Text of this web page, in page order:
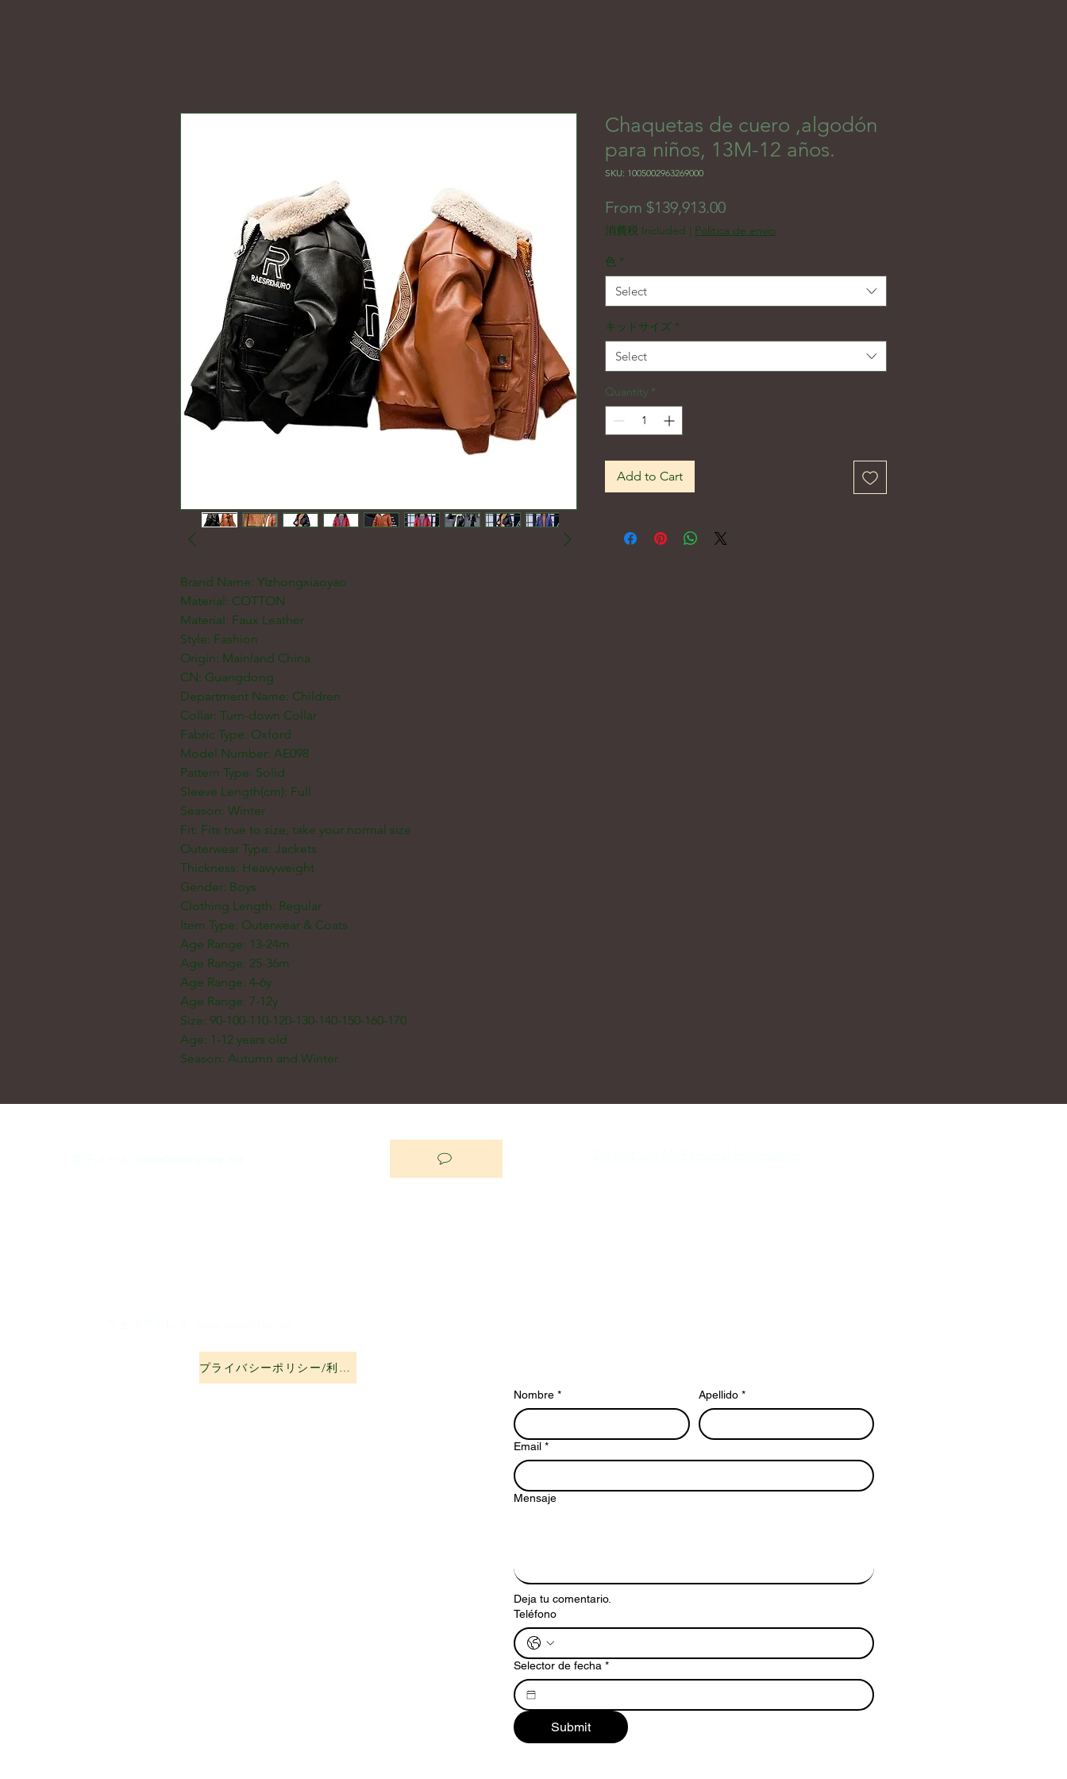
Brand Name: YIzhongxiaoyao
Material: COTTON
Material: Faux Leather
Style: Fashion
Origin: Mainland China
CN: Guangdong
Department Name: Children
Collar: Turn-down Collar
Fabric Type: Oxford
Model Number: AE098
Pattern Type: Solid
Sleeve Length(cm): Full
Season: Winter
Fit: Fits true to size, take your normal size
Outerwear Type: Jackets
Thickness: Heavyweight
Gender: Boys
Clothing Length: Regular
Item Type: Outerwear & Coats
Age Range: 13-24m
Age Range: 25-36m
Age Range: 4-6y
Age Range: 7-12y
Size: 90-100-110-120-130-140-150-160-170
Age: 1-12 years old
Season: Autumn and Winter
Chaquetas de cuero ,algodón
para niños, 13M-12 años.
SKU: 1005002963269000
From $139,913.00Price
消費税 Included | Politica de envio
色 *
Select
キッドサイズ *
Select
Quantity *
Add to Cart
プライバシーポリシー/利用規約
Nombre * Apellido *
Email *
Mensaje
Deja tu comentario.
Teléfono
Selector de fecha *
Submit